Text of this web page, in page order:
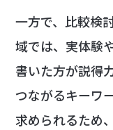
一方で、比較検
域では、実体験
書いた方が説得
つながるキーワ
求められるため